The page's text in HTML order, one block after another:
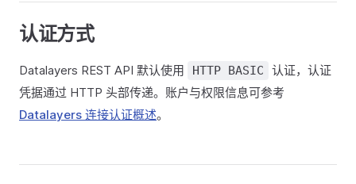
认证方式
Datalayers REST API 默认使用 HTTP BASIC
认证，认证
凭据通过 HTTP 头部传递。账户与权限信息可参考
Datalayers 连接认证概述。